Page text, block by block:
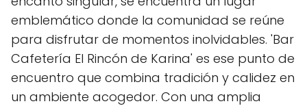
emblemático donde la comunidad se reúne
para disfrutar de momentos inolvidables. 'Bar
Cafetería El Rincón de Karina' es ese punto de
encuentro que combina tradición y calidez en
un ambiente acogedor. Con una amplia